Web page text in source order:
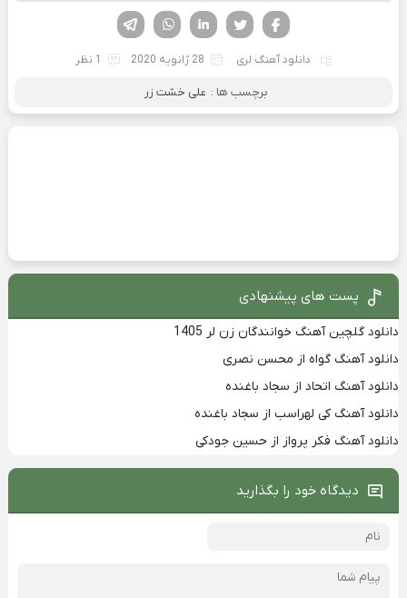
لینکدین تویتر
فیسوک
دانلود آهنگ لری 28 ژانویه 2020 1 نظر
برچسب ها : علی خشت زر
پست های پیشنهادی
دانلود گلچین آهنگ خوانندگان زن لر 1405
دانلود آهنگ گواه از محسن نصری
دانلود آهنگ اتحاد از سجاد باغنده
دانلود آهنگ کی لهراسب از سجاد باغنده
دانلود آهنگ فکر پرواز از حسین جودکی
دیدگاه خود را بگذارید